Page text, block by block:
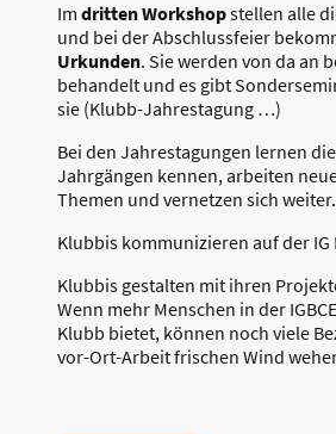
Im dritten Workshopstellen alle
und bei der Abschlussfeier
Urkunden. Sie werden von da an
behandelt und es gibt
sie (Klubb-Jahrestagung …)
Bei den Jahrestagungen lernen
Jahrgängen kennen, arbeiten
Themen und vernetzen sich weiter.
Klubbis kommunizieren auf der
Klubbis gestalten mit ihren
Wenn mehr Menschen in der
Klubb bietet, können noch viele
vor-Ort-Arbeit frischen Wind